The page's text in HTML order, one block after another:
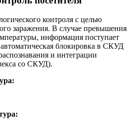
контроля с целью
заражения. В случае превышения
информация поступает
блокировка в СКУД
и интеграции
со СКУД).